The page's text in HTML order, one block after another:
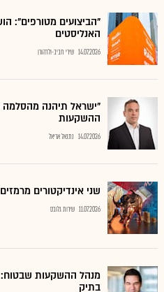
"הביצועים מטורפים":
האנליסטים
14.07.2026 שירי חביב-ולדהורן
"ישראל תיהנה
ההשקעות
14.07.2026 נתנאל אריאל
שני אינדיקטורים
11.07.2026 שירות גלובס
מנהל ההשקעות שבטוח:
בתיק